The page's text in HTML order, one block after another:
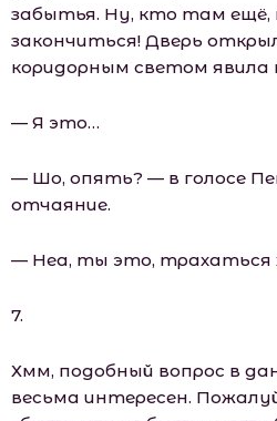
забытья. Ну, кто там ещё,
закончиться! Дверь
коридорным светом явила
— Я это…
— Шо, опять? — в голосе
отчаяние.
— Неа, ты это, трахаться
7.
Хмм, подобный вопрос в
весьма интересен.